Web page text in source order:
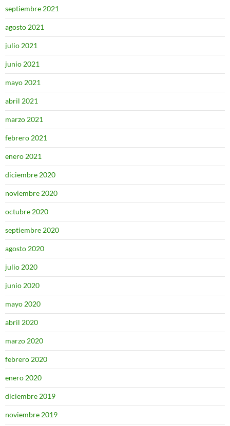
septiembre 2021
agosto 2021
julio 2021
junio 2021
mayo 2021
abril 2021
marzo 2021
febrero 2021
enero 2021
diciembre 2020
noviembre 2020
octubre 2020
septiembre 2020
agosto 2020
julio 2020
junio 2020
mayo 2020
abril 2020
marzo 2020
febrero 2020
enero 2020
diciembre 2019
noviembre 2019